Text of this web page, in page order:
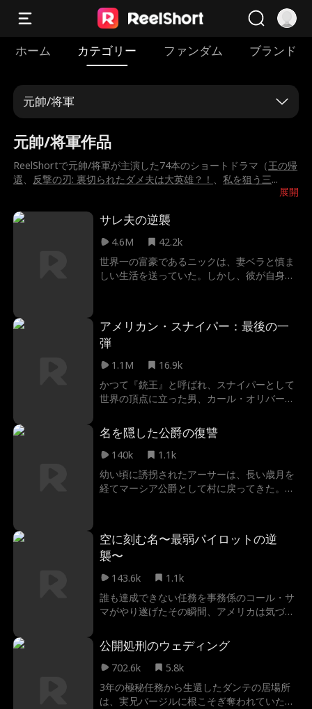
ホーム カテゴリー ファンダム ブランド
元帥/将軍
元帥/将軍作品
展開
ReelShortで元帥/将軍が主演した74本のショートドラマ（王の帰
還、 反撃の刃: 裏切られたダメ夫は大英雄？！ 、私を狙う三...
サレ夫の逆襲
4.6M
42.2k
世界一の富豪であるニックは、妻ベラと慎ま
しい生活を送っていた。しかし、彼が自身の
心ではなく、別の目的があったと知る。傷心
のニックは、もうひとりの女性エレナと出会
った。富と権力に執着しないエレナを選んだ
ニックに対し、ベラは深い後悔に苛まれる。
アメリカン・スナイパー：最後の一
弾
1.1M
16.9k
かつて『銃王』と呼ばれ、スナイパーとして
世界の頂点に立った男、カール・オリバー。
姿を消した。今は射撃場のしがない整備士と
して、その正体を誰も知る者はいない。だ
が、オーナー親子が経営する射撃場が乗っ取
りの危機に瀕した時、愛する者たちを守るた
め、眠れる王は再び引き金に指をかける。放
たれた神がかり的な一弾が、彼の謎に包まれ
名を隠した公爵の復讐
140k
1.1k
幼い頃に誘拐されたアーサーは、長い歳月を
経てマーシア公爵として村に戻ってきた。再
族のために復讐の道を歩み始める。
空に刻む名〜最弱パイロットの逆
襲〜
143.6k
1.1k
誰も達成できない任務を事務係のコール・サ
マがやり遂げたその瞬間、アメリカは気づく
かいない。果たして彼は腐敗した政治家や劣
悪な権力者に勝てるのか。
公開処刑のウェディング
702.6k
5.8k
3年の極秘任務から生還したダンテの居場所
は、実兄バージルに根こそぎ奪われていた。